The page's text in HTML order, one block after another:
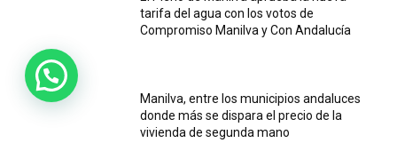
tarifa del agua con los votos de
Compromiso Manilva y Con Andalucía
Manilva, entre los municipios andaluces
donde más se dispara el precio de la
vivienda de segunda mano